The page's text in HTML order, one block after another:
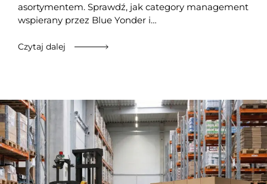
asortymentem. Sprawdź, jak category management
wspierany przez Blue Yonder i…
Czytaj dalej